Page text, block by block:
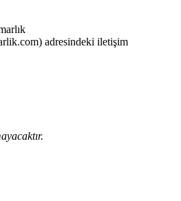
adresindeki iletişim